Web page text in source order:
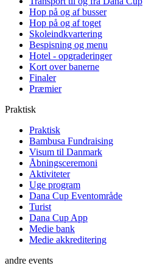
Hop på og af busser
Hop på og af toget
Skoleindkvartering
Bespisning og menu
Hotel - opgraderinger
Kort over banerne
Finaler
Præmier
Praktisk
Praktisk
Bambusa Fundraising
Visum til Danmark
Åbningsceremoni
Aktiviteter
Uge program
Dana Cup Eventområde
Turist
Dana Cup App
Medie bank
Medie akkreditering
andre events